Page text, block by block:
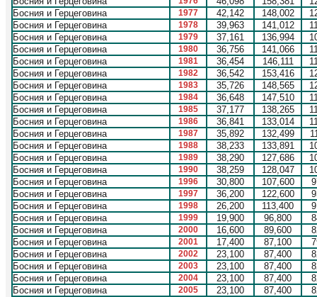
Босния и Герцеговина
1977 42,142 148,002
Босния и Герцеговина
1978 39,963 141,012
Босния и Герцеговина
1979 37,161 136,994
Босния и Герцеговина
1980 36,756 141,066
Босния и Герцеговина
1981 36,454 146,111
Босния и Герцеговина
1982 36,542 153,416
Босния и Герцеговина
1983 35,726 148,565
Босния и Герцеговина
1984 36,648 147,510
Босния и Герцеговина
1985 37,177 138,265
Босния и Герцеговина
1986 36,841 133,014
Босния и Герцеговина
1987 35,892 132,499
Босния и Герцеговина
1988 38,233 133,891
Босния и Герцеговина
1989 38,290 127,686
Босния и Герцеговина
1990 38,259 128,047
Босния и Герцеговина
1996 30,800 107,600
Босния и Герцеговина
1997 36,200 122,600
Босния и Герцеговина
1998 26,200 113,400
Босния и Герцеговина
1999 19,900 96,800
Босния и Герцеговина
2000 16,600 89,600
Босния и Герцеговина
2001 17,400 87,100
Босния и Герцеговина
2002 23,100 87,400
Босния и Герцеговина
2003 23,100 87,400
Босния и Герцеговина
2004 23,100 87,400
Босния и Герцеговина
2005 23,100 87,400